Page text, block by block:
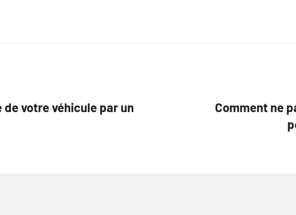
votre véhicule par un
Comment ne